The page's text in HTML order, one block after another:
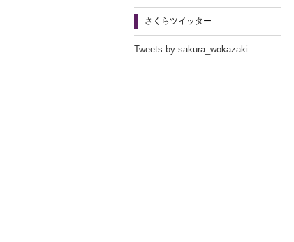
さくらツイッター
Tweets by sakura_wokazaki